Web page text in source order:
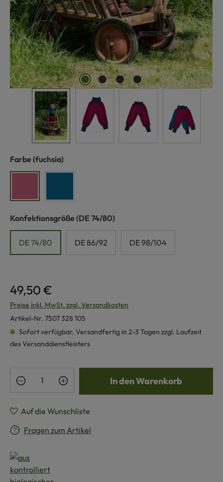
Farbe auswählen
(fuchsia)
Konfektionsgröße auswählen
(DE 74/80)
DE 74/80 DE 86/92 DE 98/104
49,50 €
Preise inkl. MwSt. zzgl. Versandkosten
Artikel-Nr. 7507 328 105
Sofort verfügbar, Versandfertig in 2-3 Tagen zzgl. Laufzeit
des Versanddienstleisters
Produkt Anzahl: Gib den gewünschten
In den Warenkorb
Auf die Wunschliste
Fragen zum Artikel